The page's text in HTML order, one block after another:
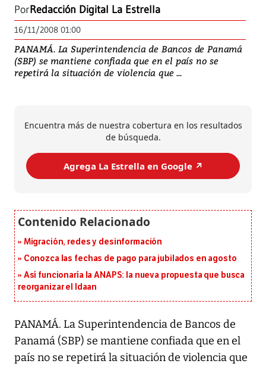
PorRedacción Digital La Estrella
16/11/2008 01:00
PANAMÁ. La Superintendencia de Bancos de Panamá
(SBP) se mantiene confiada que en el país no se
repetirá la situación de violencia que ...
Encuentra más de nuestra cobertura en los resultados
de búsqueda.
Agrega La Estrella en Google ↗️
Migración, redes y desinformación
Conozca las fechas de pago para jubilados en agosto
Así funcionaría la ANAPS: la nueva propuesta que busca
reorganizar el Idaan
PANAMÁ. La Superintendencia de Bancos de
Panamá (SBP) se mantiene confiada que en el
país no se repetirá la situación de violencia que